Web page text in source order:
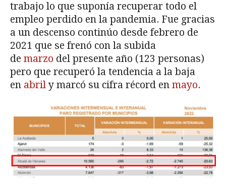
trabajo lo que suponía recuperar todo el
empleo perdido en la pandemia. Fue gracias
a un descenso continúo desde febrero de
2021 que se frenó con la subida
de marzo del presente año (123 personas)
pero que recuperó la tendencia a la baja
en abrily marcó su cifra récord en mayo.